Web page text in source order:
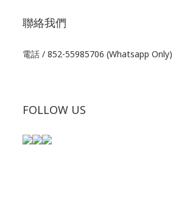
聯絡我們
電話 / 852-55985706 (Whatsapp Only)
FOLLOW US